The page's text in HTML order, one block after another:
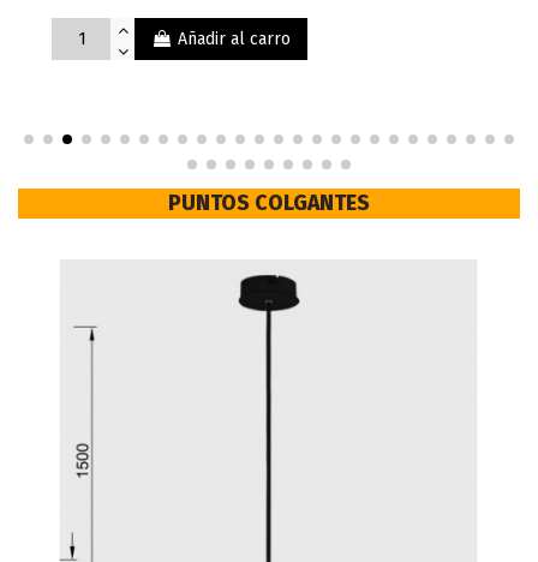
Añadir al carro
PUNTOS COLGANTES